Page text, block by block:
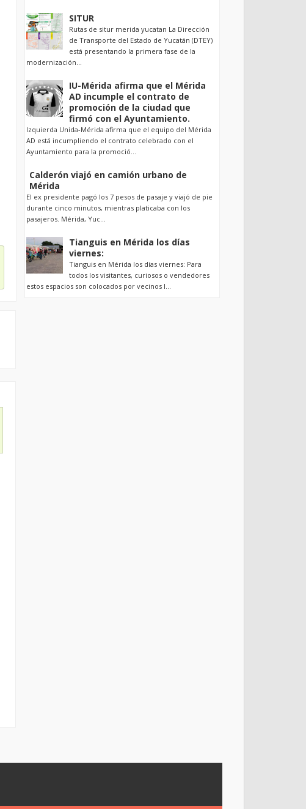
SITUR
Rutas de situr merida yucatan La Dirección
de Transporte del Estado de Yucatán (DTEY)
está presentando la primera fase de la
modernización...
IU-Mérida afirma que el Mérida
AD incumple el contrato de
promoción de la ciudad que
firmó con el Ayuntamiento.
Izquierda Unida-Mérida afirma que el equipo del Mérida
AD está incumpliendo el contrato celebrado con el
Ayuntamiento para la promoció...
Calderón viajó en camión urbano de
Mérida
El ex presidente pagó los 7 pesos de pasaje y viajó de pie
durante cinco minutos, mientras platicaba con los
pasajeros. Mérida, Yuc...
Tianguis en Mérida los días
viernes:
Tianguis en Mérida los días viernes: Para
todos los visitantes, curiosos o vendedores
estos espacios son colocados por vecinos l...